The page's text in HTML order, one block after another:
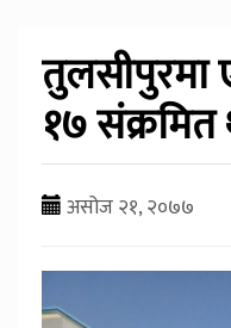
तुलसीपुरमा
१७ संक्रमित
असोज २१, २०७७